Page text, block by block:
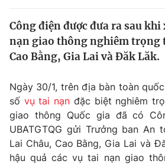
Thế giới
Thế giới đó đây
Câu chuyện quốc tế
Kinh tế
Tài chính
Thị trường
Góc doanh nghiệp
Dữ liệu và đời sống
Truyền hình
Công điện được đưa ra sau khi
nạn giao thông nghiêm trọng
Cao Bằng, Gia Lai và Đăk Lăk.
Ngày 30/1, trên địa bàn toàn
số vụ tai nạn đặc biệt nghiêm
giao thông Quốc gia đã có
UBATGTQG gửi Trưởng ban An
Lai Châu, Cao Bằng, Gia Lai và
hậu quả các vụ tai nạn giao